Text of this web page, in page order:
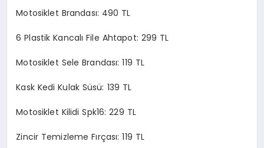
Motosiklet Brandası: 490 TL
6 Plastik Kancalı File Ahtapot: 299 TL
Motosiklet Sele Brandası: 119 TL
Kask Kedi Kulak Süsü: 139 TL
Motosiklet Kilidi Spk16: 229 TL
Zincir Temizleme Fırçası: 119 TL